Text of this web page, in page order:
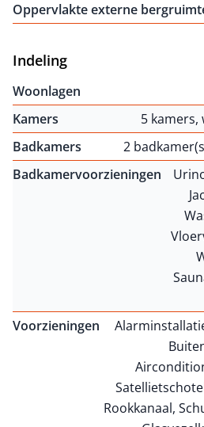
Oppervlakte externe
Indeling
Woonlagen
Kamers
5 kamers,
Badkamers
2
Badkamervoorzieningen
Voorzieningen
Rookkanaal,